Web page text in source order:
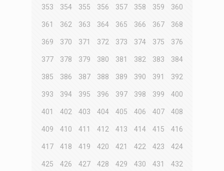
353 354 355 356 357 358 359 360
361 362 363 364 365 366 367 368
369 370 371 372 373 374 375 376
377 378 379 380 381 382 383 384
385 386 387 388 389 390 391 392
393 394 395 396 397 398 399 400
401 402 403 404 405 406 407 408
409 410 411 412 413 414 415 416
417 418 419 420 421 422 423 424
425 426 427 428 429 430 431 432